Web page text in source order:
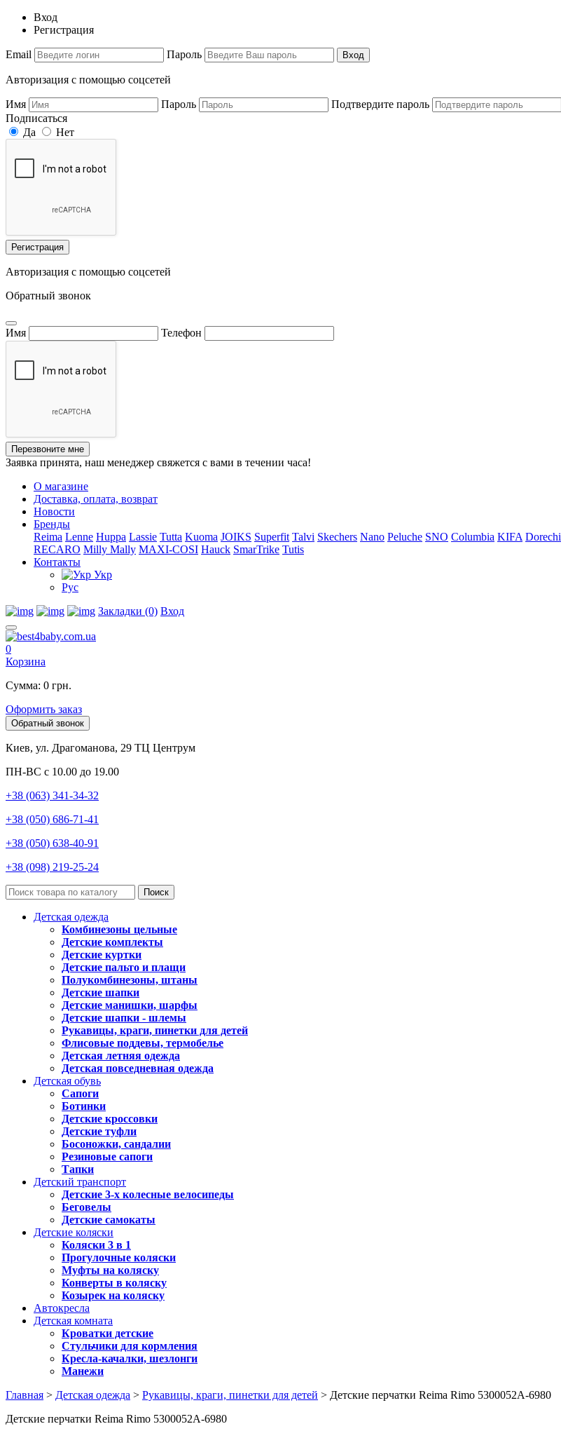
Вход
Регистрация
Email Пароль Вход
Авторизация с помощью соцсетей
Имя Пароль Подтвердите пароль
Подписаться
Да
Нет
Регистрация
Авторизация с помощью соцсетей
Обратный звонок
Имя Телефон
Перезвоните мне
Заявка принята, наш менеджер свяжется с вами в течении часа!
О магазине
Доставка, оплата, возврат
Новости
Бренды
Reima Lenne Huppa Lassie Tutta Kuoma JOIKS Superfit Talvi Skechers Nano Peluche SNO Columbia KIFA Dorechi
RECARO Milly Mally MAXI-COSI Hauck SmarTrike Tutis
Контакты
Укр
Рус
Закладки (0) Вход
0
Корзина
Сумма: 0 грн.
Оформить заказ
Обратный звонок
Киев, ул. Драгоманова, 29 ТЦ Центрум
ПН-ВС с 10.00 до 19.00
+38 (063) 341-34-32
+38 (050) 686-71-41
+38 (050) 638-40-91
+38 (098) 219-25-24
Поиск
Детская одежда
Комбинезоны цельные
Детские комплекты
Детские куртки
Детские пальто и плащи
Полукомбинезоны, штаны
Детские шапки
Детские манишки, шарфы
Детские шапки - шлемы
Рукавицы, краги, пинетки для детей
Флисовые поддевы, термобелье
Детская летняя одежда
Детская повседневная одежда
Детская обувь
Сапоги
Ботинки
Детские кроссовки
Детские туфли
Босоножки, сандалии
Резиновые сапоги
Тапки
Детский транспорт
Детские 3-х колесные велосипеды
Беговелы
Детские самокаты
Детские коляски
Коляски 3 в 1
Прогулочные коляски
Муфты на коляску
Конверты в коляску
Козырек на коляску
Автокресла
Детская комната
Кроватки детские
Стульчики для кормления
Кресла-качалки, шезлонги
Манежи
Главная > Детская одежда > Рукавицы, краги, пинетки для детей > Детские перчатки Reima Rimo 5300052A-6980
Детские перчатки Reima Rimo 5300052A-6980